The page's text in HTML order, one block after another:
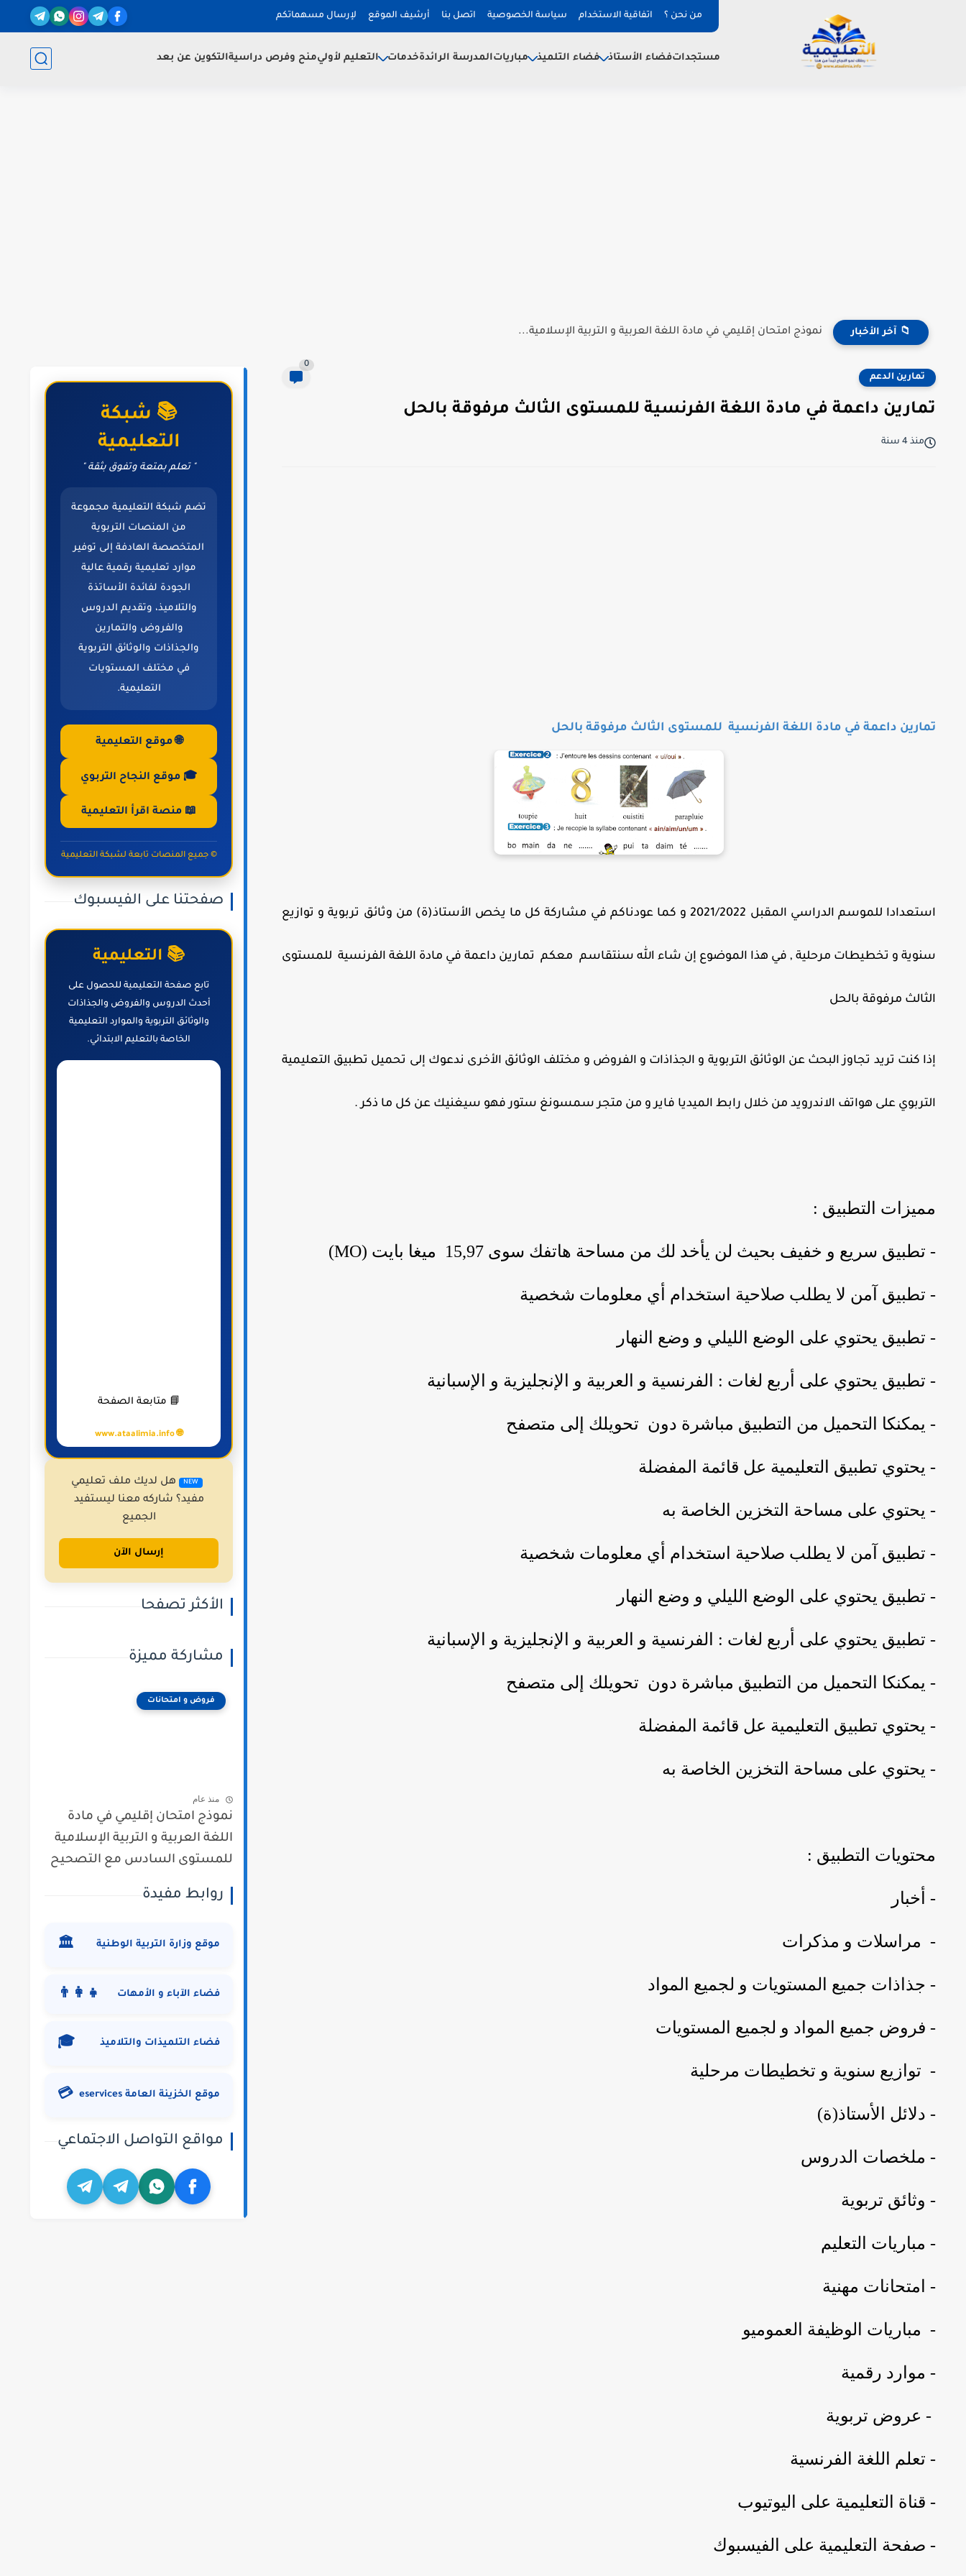
من نحن ؟ اتفاقية الاستخدام سياسة الخصوصية اتصل بنا أرشيف الموقع لإرسال مسهماتكم
مستجداتفضاء الأستاذ فضاء التلميذ مبارياتالمدرسة الرائدةخدمات التعليم لأوليمنح وفرص دراسيةالتكوين عن بعد
📁 آخر الأخبار نموذج امتحان إقليمي في مادة اللغة العربية و التربية الإسلامية...
تمارين الدعم
0
تمارين داعمة في مادة اللغة الفرنسية للمستوى الثالث مرفوقة بالحل
منذ 4 سنة
تمارين داعمة في مادة اللغة الفرنسية للمستوى الثالث مرفوقة بالحل
استعدادا للموسم الدراسي المقبل 2021/2022 و كما عودناكم في مشاركة كل ما يخص الأستاذ(ة) من وثائق تربوية و توازيع
سنوية و تخطيطات مرحلية , في هذا الموضوع إن شاء الله سنتقاسم معكم تمارين داعمة في مادة اللغة الفرنسية للمستوى
الثالث مرفوقة بالحل
إذا كنت تريد تجاوز البحث عن الوثائق التربوية و الجذاذات و الفروض و مختلف الوثائق الأخرى ندعوك إلى تحميل تطبيق التعليمية
التربوي على هواتف الاندرويد من خلال رابط الميديا فاير و من متجر سمسونغ ستور فهو سيغنيك عن كل ما ذكر .
مميزات التطبيق :
- تطبيق سريع و خفيف بحيث لن يأخد لك من مساحة هاتفك سوى 15,97 ميغا بايت (MO)
- تطبيق آمن لا يطلب صلاحية استخدام أي معلومات شخصية
- تطبيق يحتوي على الوضع الليلي و وضع النهار
- تطبيق يحتوي على أربع لغات : الفرنسية و العربية و الإنجليزية و الإسبانية
- يمكنكا التحميل من التطبيق مباشرة دون تحويلك إلى متصفح
- يحتوي تطبيق التعليمية عل قائمة المفضلة
- يحتوي على مساحة التخزين الخاصة به
- تطبيق آمن لا يطلب صلاحية استخدام أي معلومات شخصية
- تطبيق يحتوي على الوضع الليلي و وضع النهار
- تطبيق يحتوي على أربع لغات : الفرنسية و العربية و الإنجليزية و الإسبانية
- يمكنكا التحميل من التطبيق مباشرة دون تحويلك إلى متصفح
- يحتوي تطبيق التعليمية عل قائمة المفضلة
- يحتوي على مساحة التخزين الخاصة به
محتويات التطبيق :
- أخبار
- مراسلات و مذكرات
- جذاذات جميع المستويات و لجميع المواد
- فروض جميع المواد و لجميع المستويات
- توازيع سنوية و تخطيطات مرحلية
- دلائل الأستاذ(ة)
- ملخصات الدروس
- وثائق تربوية
- مباريات التعليم
- امتحانات مهنية
- مباريات الوظيفة العموميو
- موارد رقمية
- عروض تربوية
- تعلم اللغة الفرنسية
- قناة التعليمية على اليوتيوب
- صفحة التعليمية على الفيسبوك
📚 شبكة
التعليمية
" تعلم بمتعة وتفوق بثقة "
تضم شبكة التعليمية مجموعة
من المنصات التربوية
المتخصصة الهادفة إلى توفير
موارد تعليمية رقمية عالية
الجودة لفائدة الأساتذة
والتلاميذ، وتقديم الدروس
والفروض والتمارين
والجذاذات والوثائق التربوية
في مختلف المستويات
التعليمية.
🌐 موقع التعليمية
🎓 موقع النجاح التربوي
📖 منصة اقرأ التعليمية
© جميع المنصات تابعة لشبكة التعليمية
صفحتنا على الفيسبوك
📚 التعليمية
تابع صفحة التعليمية للحصول على
أحدث الدروس والفروض والجذاذات
والوثائق التربوية والموارد التعليمية
الخاصة بالتعليم الابتدائي.
📘 متابعة الصفحة
🌐 www.ataalimia.info
NEW
هل لديك ملف تعليمي
مفيد؟ شاركه معنا ليستفيد
الجميع
إرسال الآن
الأكثر تصفحا
مشاركة مميزة
فروض و امتحانات
منذ عام
نموذج امتحان إقليمي في مادة
اللغة العربية و التربية الإسلامية
للمستوى السادس مع التصحيح
روابط مفيدة
موقع وزارة التربية الوطنية 🏛️
فضاء الآباء و الأمهات 👨‍👩‍👧
فضاء التلميذات والتلاميذ 🎓
موقع الخزينة العامة eservices 💳
مواقع التواصل الاجتماعي